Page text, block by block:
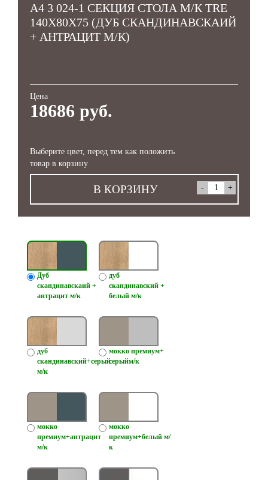
А4 3 024-1 СЕКЦИЯ СТОЛА М/К TRE
140X80X75 (ДУБ СКАНДИНАВСКАИЙ
+ АНТРАЦИТ М/К)
Цена
18686 руб.
Выберите цвет, перед тем как положить
товар в корзину
В КОРЗИНУ
Дуб
скандинавскаий +
антрацит м/к
дуб
скандинавский +
белый м/к
дуб
скандинавский+серый
м/к
мокко премиум+
серыйм/к
мокко
премиум+антрацит
м/к
мокко
премиум+белый м/
к